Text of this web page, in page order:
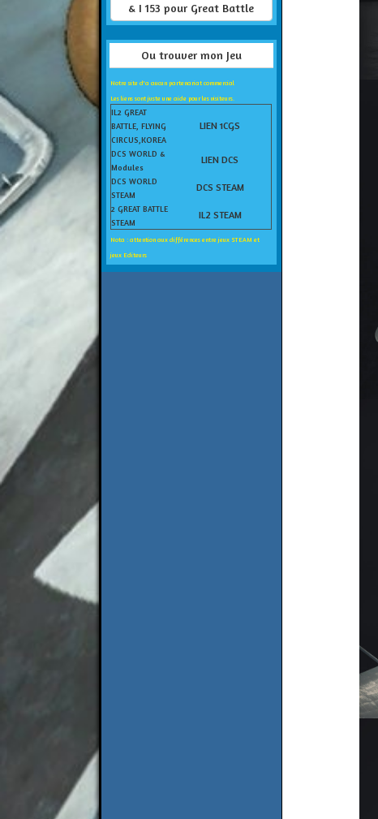
& I 153 pour Great Battle
Ou trouver mon Jeu
Notre site d'a aucun partenariat commercial
Les liens sont juste une aide pour les visiteurs.
IL2 GREAT
BATTLE, FLYING
CIRCUS,KOREA
LIEN 1CGS
DCS WORLD &
Modules
LIEN DCS
DCS WORLD
STEAM
DCS STEAM
2 GREAT BATTLE
STEAM
IL2 STEAM
Nota : attention aux différences entre jeux STEAM et
jeux Editeurs